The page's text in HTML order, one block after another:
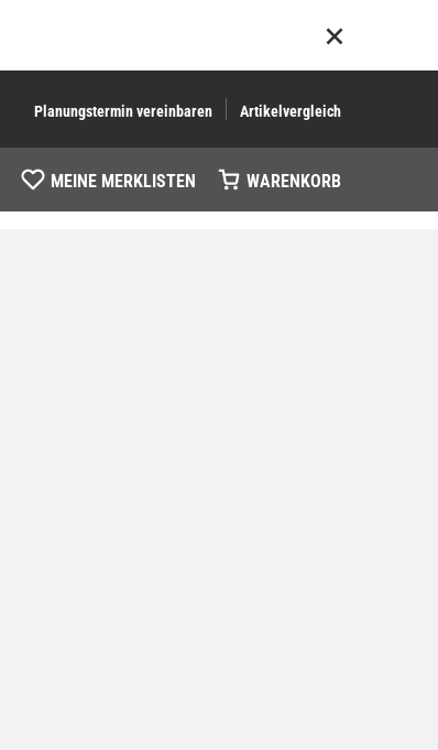
Planungstermin vereinbaren Artikelvergleich
MEINE MERKLISTEN WARENKORB